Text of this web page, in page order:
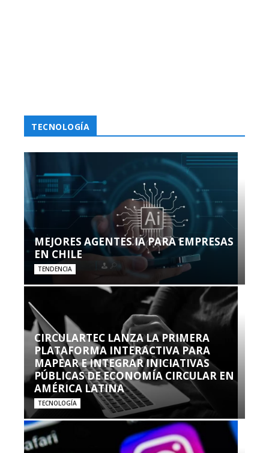
TECNOLOGÍA
MEJORES AGENTES IA PARA EMPRESAS
EN CHILE
TENDENCIA
CIRCULARTEC LANZA LA PRIMERA
PLATAFORMA INTERACTIVA PARA
MAPEAR E INTEGRAR INICIATIVAS
PÚBLICAS DE ECONOMÍA CIRCULAR EN
AMÉRICA LATINA
TECNOLOGÍA